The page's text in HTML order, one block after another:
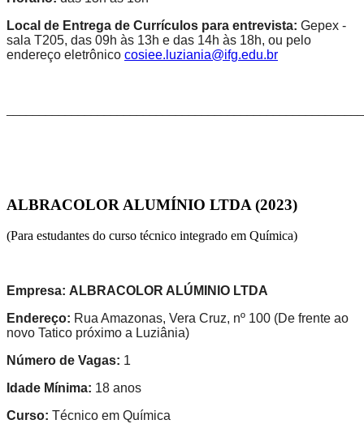
Local de Entrega de Currículos para entrevista: Gepex -
sala T205, das 09h às 13h e das 14h às 18h, ou pelo
endereço eletrônico cosiee.luziania@ifg.edu.br
ALBRACOLOR ALUMÍNIO LTDA (2023)
(Para estudantes do curso técnico integrado em Química)
Empresa: ALBRACOLOR ALÚMINIO LTDA
Endereço: Rua Amazonas, Vera Cruz, nº 100 (De frente ao
novo Tatico próximo a Luziânia)
Número de Vagas: 1
Idade Mínima: 18 anos
Curso: Técnico em Química